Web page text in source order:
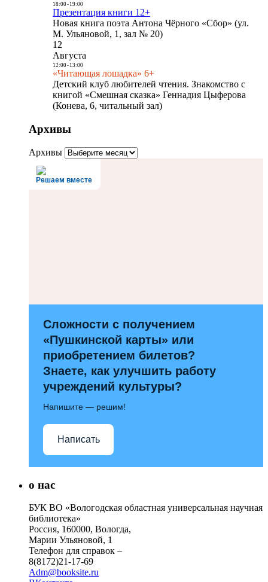
18:00- 19:00
Презентация книги 12+
Новая книга поэта Антона Чёрного «Сбор» (ул.
М. Ульяновой, 1, зал № 20)
12
Августа
12:00- 13:00
«Читающая лошадка» 6+
Детский клуб любителей чтения. Знакомство с
книгой «Смешная сказка» Геннадия Цыферова
(Конева, 6, читальный зал)
Архивы
Архивы
Решаем вместе
Сложности с получением
«Пушкинской карты» или
приобретением билетов?
Знаете, как улучшить работу
учреждений культуры?
Напишите — решим!
Написать
о нас
БУК ВО «Вологодская областная универсальная научная
библиотека»
Россия, 160000, Вологда,
Марии Ульяновой, 1
Телефон для справок –
8(8172)21-17-69
Adm@booksite.ru